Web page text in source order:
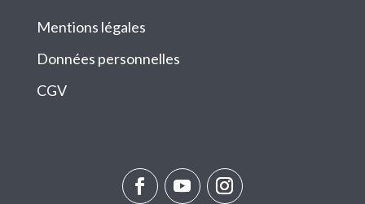
Mentions légales
Données personnelles
CGV